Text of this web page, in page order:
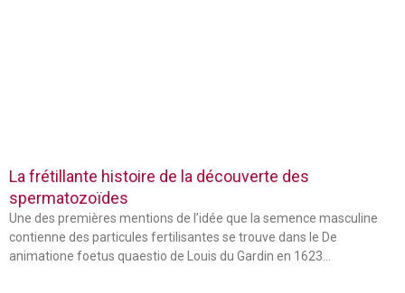
La frétillante histoire de la découverte des
spermatozoïdes
Une des premières mentions de l’idée que la semence masculine
contienne des particules fertilisantes se trouve dans le De
animatione foetus quaestio de Louis du Gardin en 1623…